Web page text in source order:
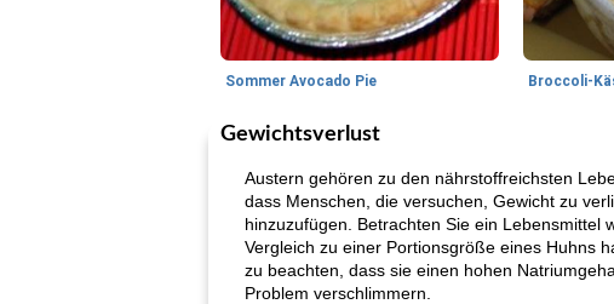
Sommer Avocado Pie Broccoli-
Gewichtsverlust
Austern gehören zu den nährstoffreichsten
dass Menschen, die versuchen, Gewicht zu
hinzuzufügen. Betrachten Sie ein Lebensmittel
Vergleich zu einer Portionsgröße eines Huhns
zu beachten, dass sie einen hohen
Problem verschlimmern.